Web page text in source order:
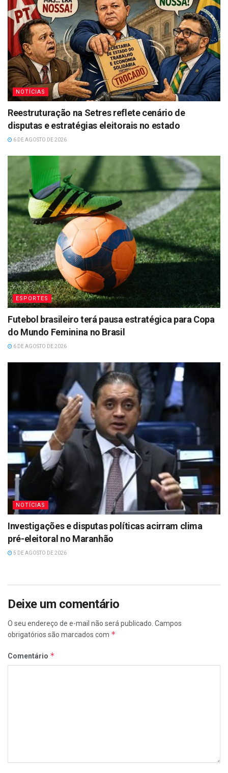
NOTÍCIAS
Reestruturação na Setres reflete cenário de
disputas e estratégias eleitorais no estado
6 DE AGOSTO DE 2026
ESPORTES
Futebol brasileiro terá pausa estratégica para Copa
do Mundo Feminina no Brasil
6 DE AGOSTO DE 2026
NOTÍCIAS
Investigações e disputas políticas acirram clima
pré-eleitoral no Maranhão
5 DE AGOSTO DE 2026
Deixe um comentário
O seu endereço de e-mail não será publicado. Campos
obrigatórios são marcados com *
Comentário *